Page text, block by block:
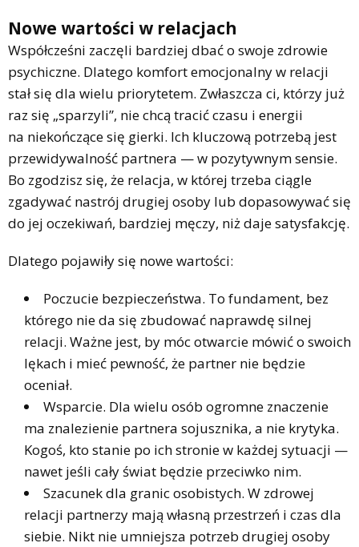
Nowe wartości w relacjach
Współcześni zaczęli bardziej dbać o swoje zdrowie
psychiczne. Dlatego komfort emocjonalny w relacji
stał się dla wielu priorytetem. Zwłaszcza ci, którzy już
raz się „sparzyli”, nie chcą tracić czasu i energii
na niekończące się gierki. Ich kluczową potrzebą jest
przewidywalność partnera — w pozytywnym sensie.
Bo zgodzisz się, że relacja, w której trzeba ciągle
zgadywać nastrój drugiej osoby lub dopasowywać się
do jej oczekiwań, bardziej męczy, niż daje satysfakcję.
Dlatego pojawiły się nowe wartości:
Poczucie bezpieczeństwa. To fundament, bez
którego nie da się zbudować naprawdę silnej
relacji. Ważne jest, by móc otwarcie mówić o swoich
lękach i mieć pewność, że partner nie będzie
oceniał.
Wsparcie. Dla wielu osób ogromne znaczenie
ma znalezienie partnera sojusznika, a nie krytyka.
Kogoś, kto stanie po ich stronie w każdej sytuacji —
nawet jeśli cały świat będzie przeciwko nim.
Szacunek dla granic osobistych. W zdrowej
relacji partnerzy mają własną przestrzeń i czas dla
siebie. Nikt nie umniejsza potrzeb drugiej osoby